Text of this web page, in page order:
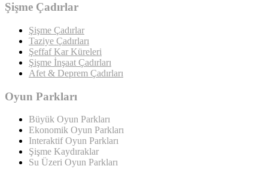
Şişme Çadırlar
Şişme Çadırlar
Taziye Çadırları
Şeffaf Kar Küreleri
Şişme İnşaat Çadırları
Afet & Deprem Çadırları
Oyun Parkları
Büyük Oyun Parkları
Ekonomik Oyun Parkları
Interaktif Oyun Parkları
Şişme Kaydıraklar
Su Üzeri Oyun Parkları